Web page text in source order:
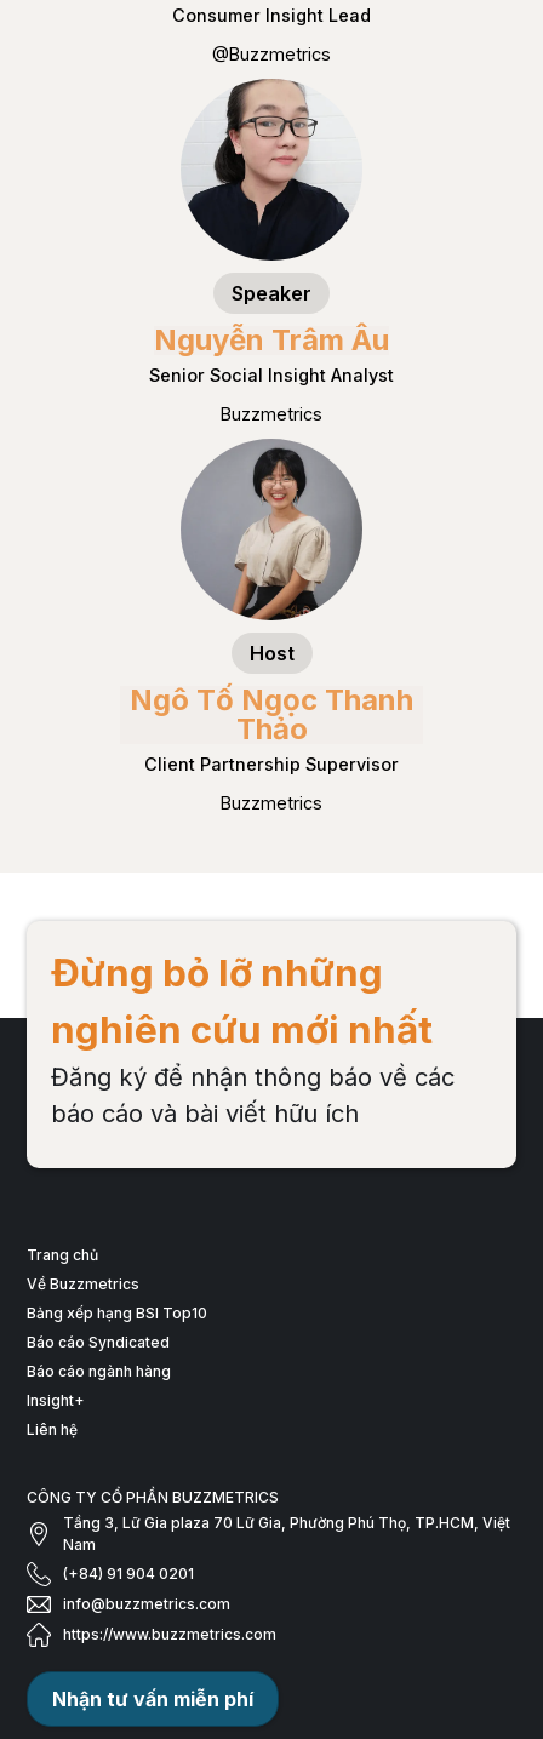
Consumer Insight Lead
@Buzzmetrics
Speaker
Nguyễn Trâm Âu
Senior Social Insight Analyst
Buzzmetrics
Host
Ngô Tố Ngọc Thanh
Thảo
Client Partnership Supervisor
Buzzmetrics
Đừng bỏ lỡ những
nghiên cứu mới nhất
Đăng ký để nhận thông báo về các
báo cáo và bài viết hữu ích
Trang chủ
Về Buzzmetrics
Bảng xếp hạng BSI Top10
Báo cáo Syndicated
Báo cáo ngành hàng
Insight+
Liên hệ
CÔNG TY CỔ PHẦN BUZZMETRICS
Tầng 3, Lữ Gia plaza 70 Lữ Gia, Phường Phú Thọ, TP.HCM, Việt
Nam
(+84) 91 904 0201
info@buzzmetrics.com
https://www.buzzmetrics.com
Nhận tư vấn miễn phí